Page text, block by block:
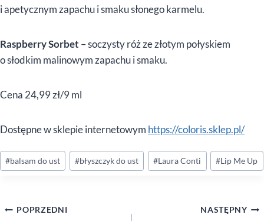
i apetycznym zapachu i smaku słonego karmelu.
Raspberry Sorbet – soczysty róż ze złotym połyskiem
o słodkim malinowym zapachu i smaku.
Cena 24,99 zł/9 ml
Dostępne w sklepie internetowym https://coloris.sklep.pl/
Tagi
wpisu:
#balsam do ust #błyszczyk do ust #Laura Conti #Lip Me Up
Nawigacja
POPRZEDNI NASTĘPNY